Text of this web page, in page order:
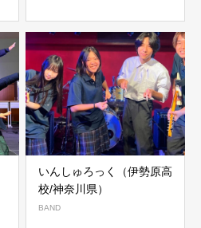
いんしゅろっく（伊勢原高
校/神奈川県）
BAND